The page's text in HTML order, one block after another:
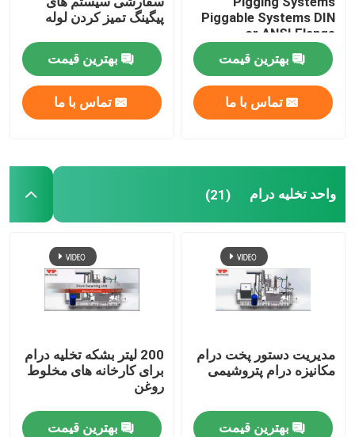
Piggable Systems DIN
or ANSI Flange
بهترین قیمت
تماس با ما
پیگینگ تمیز کردن لوله
بهترین قیمت
تماس با ما
واحد تخلیه درام (21)
مدیریت دستور پخت درام
مکانیزه درام پتروشیمی
بهترین قیمت
200 لیتر بشکه تخلیه درام
برای کارخانه های مخلوط
روغن
بهترین قیمت